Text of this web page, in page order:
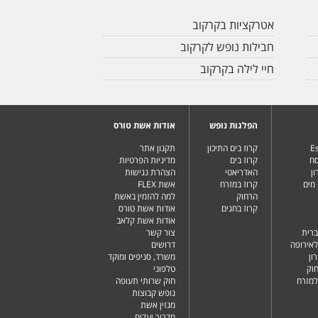
אטרקציות בקרקוב
חבילות נופש לקרקוב
חיי לילה בקרקוב
הפלגות נופש
קרוז בים התיכון
קרוז בים
האדריאטי
קרוז במזרח
הרחוק
קרוז בחגים
אודות אשת טורס
תקנון אתר
מדיניות הפרטיות
הצהרת נגישות
אשת FLEX
למה להזמין באשת
אודות אשת טורס
אודות אשת קלאב
צור קשר
דרושים
משרד, סניפים ומוקד
טלפוני
חוק שרותי תעופה
נופש קבוצות
מגזין אשת